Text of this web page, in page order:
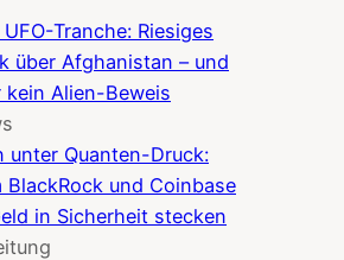
Tranche: Riesiges
über Afghanistan – und
kein Alien-Beweis
unter Quanten-Druck:
BlackRock und Coinbase
in Sicherheit stecken